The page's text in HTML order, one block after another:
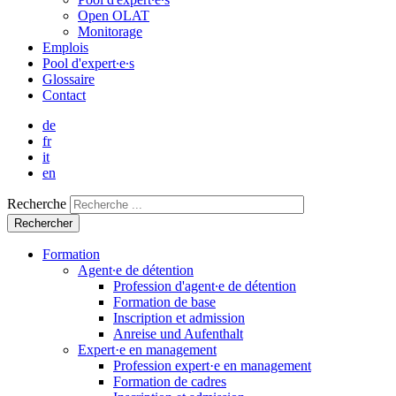
Open OLAT
Monitorage
Emplois
Pool d'expert∙e∙s
Glossaire
Contact
de
fr
it
en
Recherche
Formation
Agent∙e de détention
Profession d'agent∙e de détention
Formation de base
Inscription et admission
Anreise und Aufenthalt
Expert·e en management
Profession expert·e en management
Formation de cadres